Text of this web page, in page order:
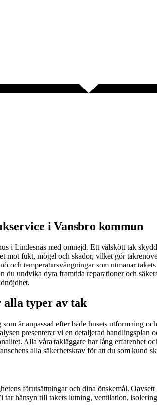
i Vansbro kommun
i Lindesnäs med omnejd. Ett välskött tak
fukt, mögel och skador, vilket gör
och temperatursvängningar som utmanar
undvika dyra framtida reparationer och
alla typer av tak
är anpassad efter både husets utformning
presenterar vi en detaljerad
Alla våra takläggare har lång erfarenhet
alla säkerhetskrav för att du som kund
förutsättningar och dina önskemål.
hänsyn till takets lutning, ventilation,